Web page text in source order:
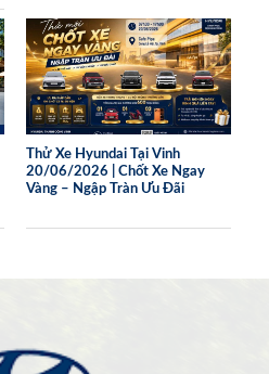
Thử Xe Hyundai Tại Vinh
20/06/2026 | Chốt Xe Ngay
Vàng – Ngập Tràn Ưu Đãi